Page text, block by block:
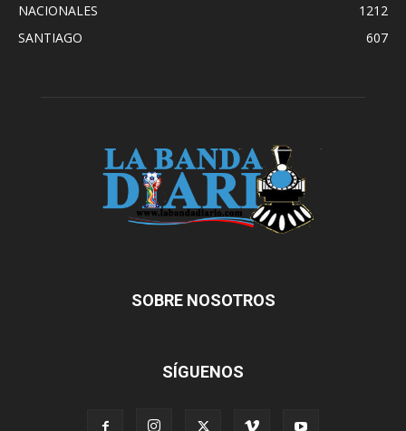
NACIONALES
1212
SANTIAGO
607
SOBRE NOSOTROS
SÍGUENOS